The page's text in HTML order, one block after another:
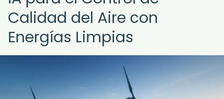
Calidad del Aire con
Energías Limpias